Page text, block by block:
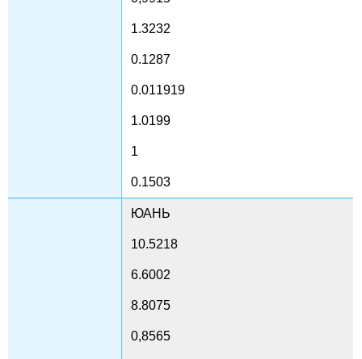
1.3232
0.1287
0.011919
1.0199
1
0.1503
ЮАНЬ
10.5218
6.6002
8.8075
0,8565